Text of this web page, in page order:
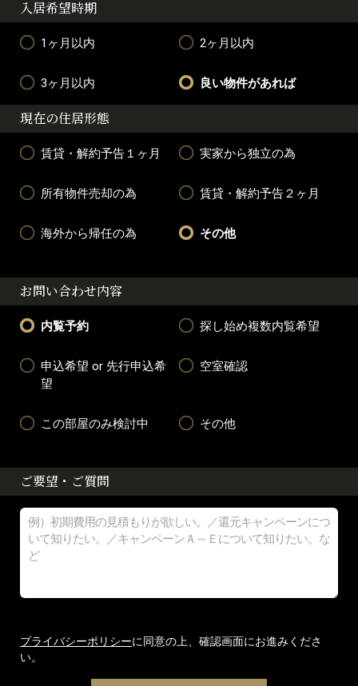
入居希望時期
1ヶ月以内 2ヶ月以内
3ヶ月以内 良い物件があれば
現在の住居形態
賃貸・解約予告１ヶ月 実家から独立の為
所有物件売却の為 賃貸・解約予告２ヶ月
海外から帰任の為 その他
お問い合わせ内容
内覧予約 探し始め複数内覧希望
申込希望 or 先行申込希
望
空室確認
この部屋のみ検討中 その他
ご要望・ご質問
プライバシーポリシーに同意の上、確認画面にお進みくださ
い。